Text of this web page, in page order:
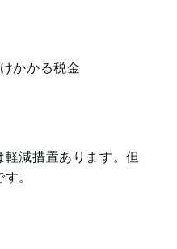
かかる税金
軽減措置あります。但
。